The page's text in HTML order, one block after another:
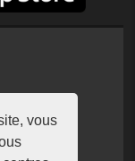
vous